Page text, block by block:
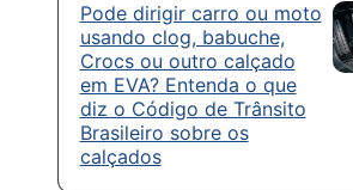
Pode dirigir carro ou moto
usando clog, babuche,
Crocs ou outro calçado
em EVA? Entenda o que
diz o Código de Trânsito
Brasileiro sobre os
calçados